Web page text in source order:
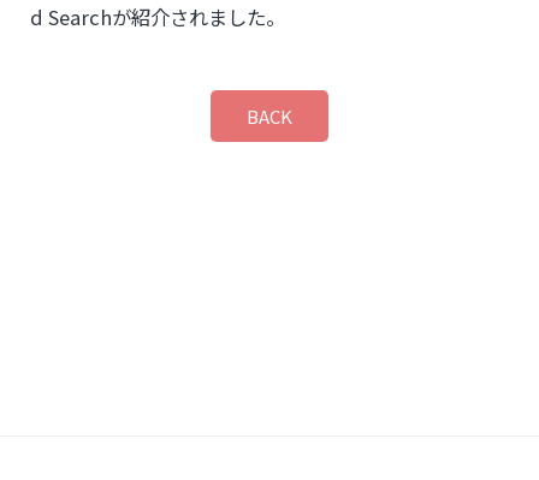
d Searchが紹介されました。
BACK